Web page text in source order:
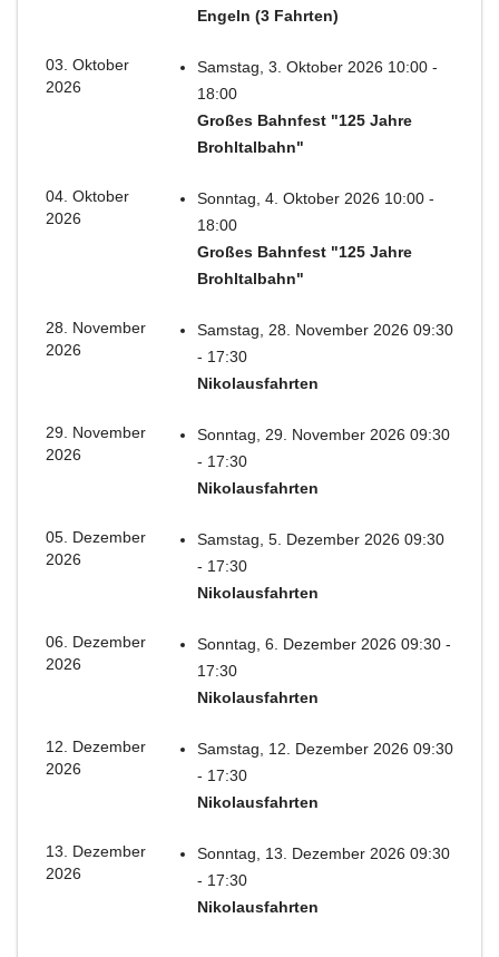
Engeln (3 Fahrten)
03. Oktober
2026
Samstag, 3. Oktober 2026 10:00 -
18:00
Großes Bahnfest "125 Jahre
Brohltalbahn"
04. Oktober
2026
Sonntag, 4. Oktober 2026 10:00 -
18:00
Großes Bahnfest "125 Jahre
Brohltalbahn"
28. November
2026
Samstag, 28. November 2026 09:30
- 17:30
Nikolausfahrten
29. November
2026
Sonntag, 29. November 2026 09:30
- 17:30
Nikolausfahrten
05. Dezember
2026
Samstag, 5. Dezember 2026 09:30
- 17:30
Nikolausfahrten
06. Dezember
2026
Sonntag, 6. Dezember 2026 09:30 -
17:30
Nikolausfahrten
12. Dezember
2026
Samstag, 12. Dezember 2026 09:30
- 17:30
Nikolausfahrten
13. Dezember
2026
Sonntag, 13. Dezember 2026 09:30
- 17:30
Nikolausfahrten